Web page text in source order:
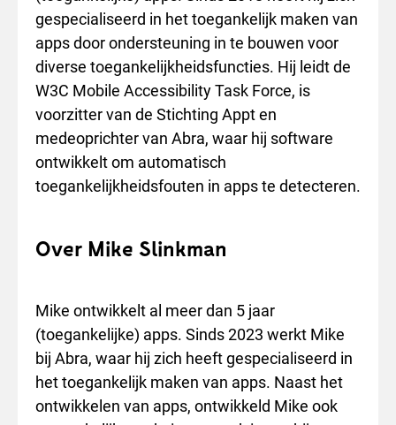
gespecialiseerd in het toegankelijk maken van
apps door ondersteuning in te bouwen voor
diverse toegankelijkheidsfuncties. Hij leidt de
W3C Mobile Accessibility Task Force, is
voorzitter van de Stichting Appt en
medeoprichter van Abra, waar hij software
ontwikkelt om automatisch
toegankelijkheidsfouten in apps te detecteren.
Over Mike Slinkman
Mike ontwikkelt al meer dan 5 jaar
(toegankelijke) apps. Sinds 2023 werkt Mike
bij Abra, waar hij zich heeft gespecialiseerd in
het toegankelijk maken van apps. Naast het
ontwikkelen van apps, ontwikkeld Mike ook